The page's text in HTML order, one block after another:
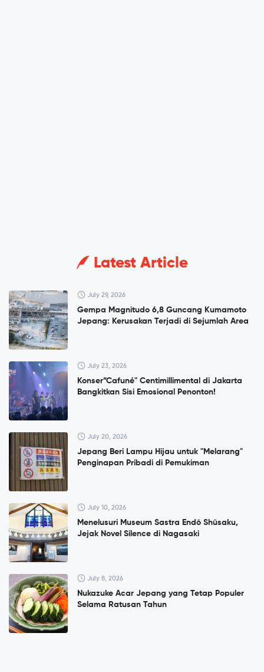
Latest Article
July 29, 2026
Gempa Magnitudo 6,8 Guncang Kumamoto
Jepang: Kerusakan Terjadi di Sejumlah Area
July 23, 2026
Konser”Cafuné" Centimillimental di Jakarta
Bangkitkan Sisi Emosional Penonton!
July 20, 2026
Jepang Beri Lampu Hijau untuk "Melarang"
Penginapan Pribadi di Pemukiman
July 10, 2026
Menelusuri Museum Sastra Endō Shūsaku,
Jejak Novel Silence di Nagasaki
July 8, 2026
Nukazuke Acar Jepang yang Tetap Populer
Selama Ratusan Tahun